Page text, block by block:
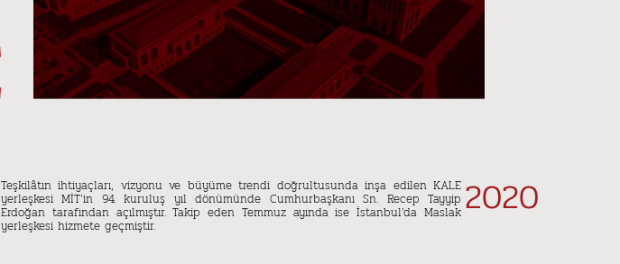
2020
Teşkilâtın ihtiyaçları, vizyonu ve büyüme trendi doğrultusunda inşa edilen KALE
yerleşkesi MİT’in 94. kuruluş yıl dönümünde Cumhurbaşkanı Sn. Recep Tayyip
Erdoğan tarafından açılmıştır. Takip eden Temmuz ayında ise İstanbul’da Maslak
yerleşkesi hizmete geçmiştir.